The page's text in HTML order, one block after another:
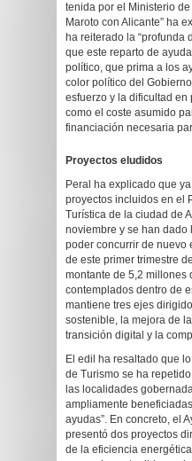
tenida por el Ministerio
Maroto con Alicante” ha
ha reiterado la “profunda
que este reparto de
político, que prima a los
color político del
esfuerzo y la dificultad
como el coste asumido
financiación necesaria
Proyectos eludidos
Peral ha explicado que
proyectos incluidos en el
Turística de la ciudad de
noviembre y se han
poder concurrir de nuevo
de este primer trimestre
montante de 5,2 millones
contemplados dentro de
mantiene tres ejes
sostenible, la mejora de
transición digital y la
El edil ha resaltado que
de Turismo se ha
las localidades
ampliamente
ayudas”. En concreto, el
presentó dos proyectos
de la eficiencia